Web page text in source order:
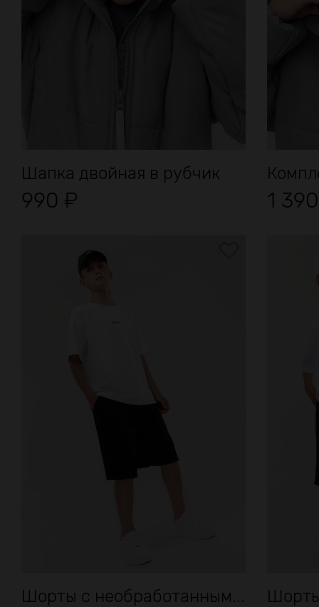
Шапка двойная в рубчик
990 ₽ 1
Шорты с необработанным...